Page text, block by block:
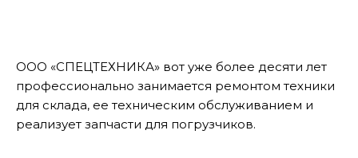
ООО «СПЕЦТЕХНИКА» вот уже более десяти лет
профессионально занимается ремонтом техники
для склада, ее техническим обслуживанием и
реализует запчасти для погрузчиков.